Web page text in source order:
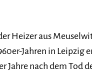
Heizer aus
Jahren in Leipzig
Jahre nach dem